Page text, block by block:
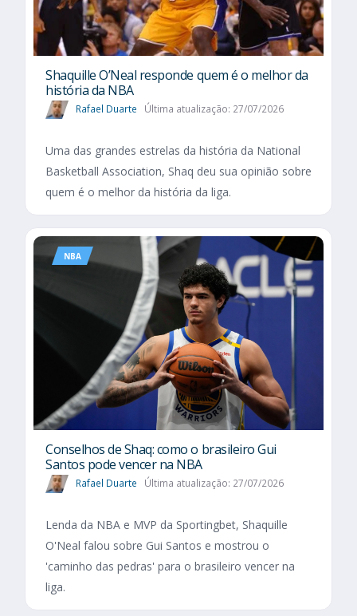
Shaquille O’Neal responde quem é o melhor da
história da NBA
Rafael Duarte Última atualização: 27/07/2026
Uma das grandes estrelas da história da National
Basketball Association, Shaq deu sua opinião sobre
quem é o melhor da história da liga.
NBA
Conselhos de Shaq: como o brasileiro Gui
Santos pode vencer na NBA
Rafael Duarte Última atualização: 27/07/2026
Lenda da NBA e MVP da Sportingbet, Shaquille
O'Neal falou sobre Gui Santos e mostrou o
'caminho das pedras' para o brasileiro vencer na
liga.